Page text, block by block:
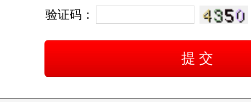
验证码：